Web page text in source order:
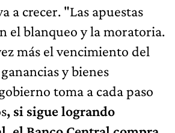
a crecer. "Las apuestas
el blanqueo y la moratoria.
más el vencimiento del
y bienes
toma a cada paso
, si sigue logrando